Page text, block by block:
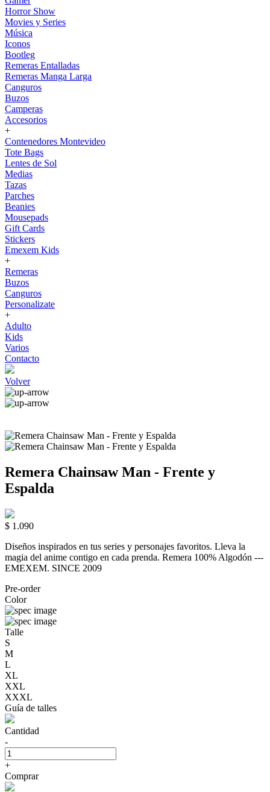
Horror Show
Movies y Series
Música
Iconos
Bootleg
Remeras Entalladas
Remeras Manga Larga
Canguros
Buzos
Camperas
Accesorios
+
Contenedores Montevideo
Tote Bags
Lentes de Sol
Medias
Tazas
Parches
Beanies
Mousepads
Gift Cards
Stickers
Emexem Kids
+
Remeras
Buzos
Canguros
Personalizate
+
Adulto
Kids
Varios
Contacto
Volver
Remera Chainsaw Man - Frente y
Espalda
$ 1.090
Diseños inspirados en tus series y personajes favoritos. Lleva la
magia del anime contigo en cada prenda. Remera 100% Algodón ---
EMEXEM. SINCE 2009
Pre-order
Color
Talle
S
M
L
XL
XXL
XXXL
Guía de talles
Cantidad
-
+
Comprar